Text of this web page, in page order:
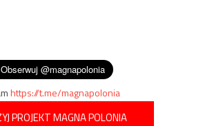
https://t.me/magnapolonia
PROJEKT MAGNA POLONIA